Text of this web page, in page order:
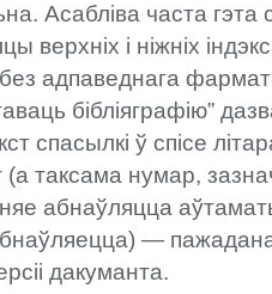
Асабліва часта
верхніх і ніжніх
адпаведнага
бібліяграфію”
спасылкі ў спісе
таксама нумар,
абнаўляцца
—
дакуманта.